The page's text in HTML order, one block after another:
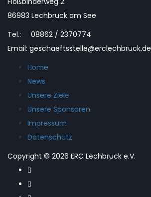
86983 Lechbruck am See
Tel.: 08862 / 2370774
Email: geschaeftsstelle@erclechbruck.de
Home
News
Unsere Ziele
Unsere Sponsoren
Impressum
Datenschutz
Copyright © 2026 ERC Lechbruck e.V.